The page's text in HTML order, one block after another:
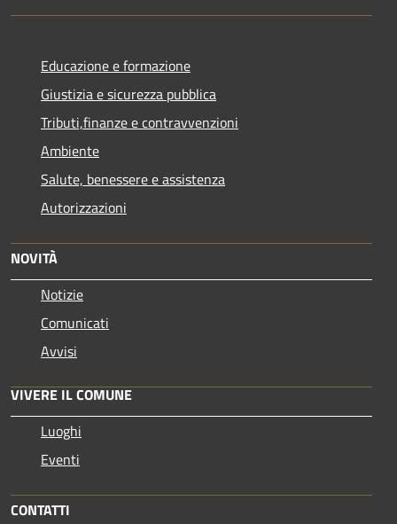
Educazione e formazione
Giustizia e sicurezza pubblica
Tributi,finanze e contravvenzioni
Ambiente
Salute, benessere e assistenza
Autorizzazioni
NOVITÀ
Notizie
Comunicati
Avvisi
VIVERE IL COMUNE
Luoghi
Eventi
CONTATTI